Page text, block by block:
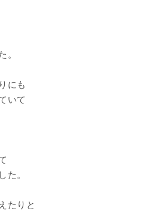
。
にも
いて
た。
たりと